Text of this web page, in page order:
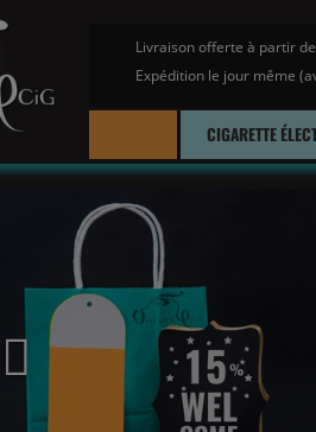
Livraison offerte à partir
Expédition le jour même
CIGARETTE

Précédent